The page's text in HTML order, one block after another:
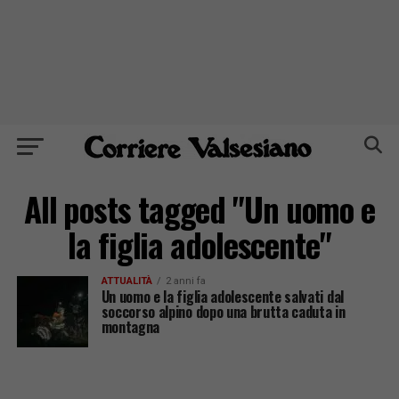
All posts tagged "Un uomo e
la figlia adolescente"
ATTUALITÀ 2 anni fa
Un uomo e la figlia adolescente salvati dal
soccorso alpino dopo una brutta caduta in
montagna